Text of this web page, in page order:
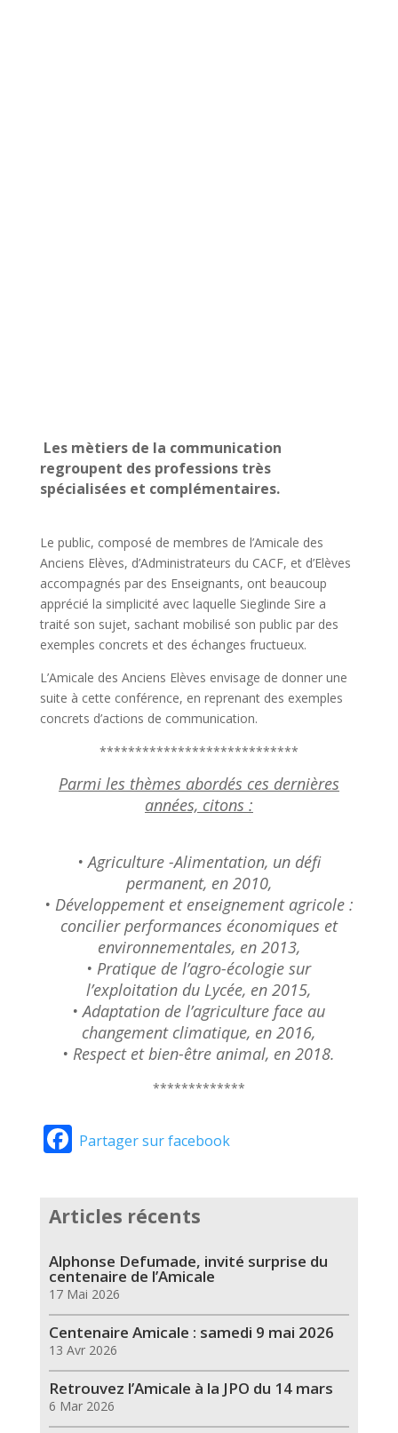
Les mètiers de la communication
regroupent des professions très
spécialisées et complémentaires.
Le public, composé de membres de l’Amicale des
Anciens Elèves, d’Administrateurs du CACF, et d’Elèves
accompagnés par des Enseignants, ont beaucoup
apprécié la simplicité avec laquelle Sieglinde Sire a
traité son sujet, sachant mobilisé son public par des
exemples concrets et des échanges fructueux.
L’Amicale des Anciens Elèves envisage de donner une
suite à cette conférence, en reprenant des exemples
concrets d’actions de communication.
****************************
Parmi les thèmes abordés ces dernières
années, citons :
• Agriculture -Alimentation, un défi
permanent, en 2010,
• Développement et enseignement agricole :
concilier performances économiques et
environnementales, en 2013,
• Pratique de l’agro-écologie sur
l’exploitation du Lycée, en 2015,
• Adaptation de l’agriculture face au
changement climatique, en 2016,
• Respect et bien-être animal, en 2018.
*************
Facebook
Partager sur facebook
Articles récents
Alphonse Defumade, invité surprise du
centenaire de l’Amicale
17 Mai 2026
Centenaire Amicale : samedi 9 mai 2026
13 Avr 2026
Retrouvez l’Amicale à la JPO du 14 mars
6 Mar 2026